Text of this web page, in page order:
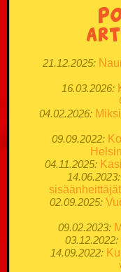
21.12.2025:
16.03.2026:
04.02.2026:
09.09.2022:
04.11.2025:
14.06.2023:
02.09.2025:
09.02.2023:
03.12.2022:
14.09.2022: